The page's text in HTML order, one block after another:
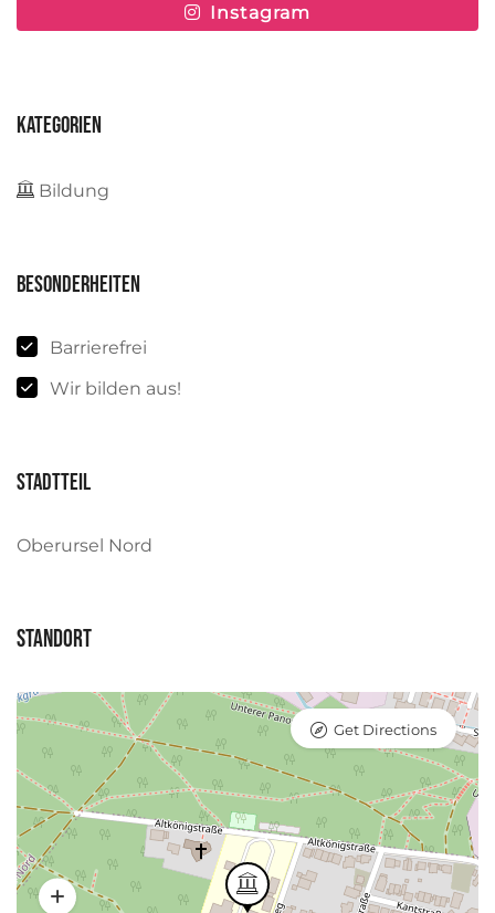
Instagram
Kategorien
Bildung
Besonderheiten
Barrierefrei
Wir bilden aus!
Stadtteil
Oberursel Nord
Standort
Get Directions